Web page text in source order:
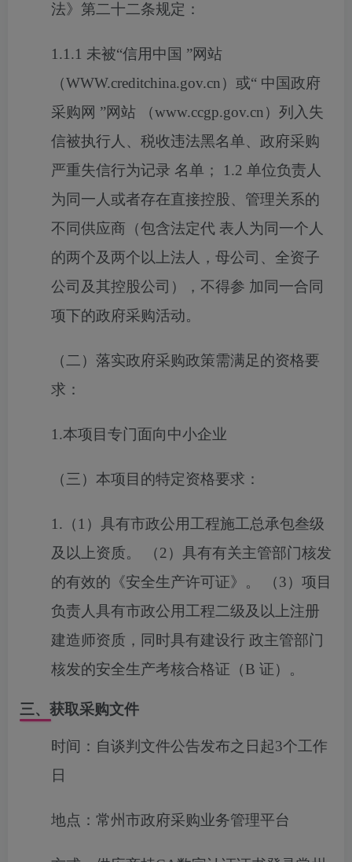
法》第二十二条规定：
1.1.1 未被“信用中国 ”网站
（WWW.creditchina.gov.cn）或“ 中国政府
采购网 ”网站 （www.ccgp.gov.cn）列入失
信被执行人、税收违法黑名单、政府采购
严重失信行为记录 名单； 1.2 单位负责人
为同一人或者存在直接控股、管理关系的
不同供应商（包含法定代 表人为同一个人
的两个及两个以上法人，母公司、全资子
公司及其控股公司），不得参 加同一合同
项下的政府采购活动。
（二）落实政府采购政策需满足的资格要
求：
1.本项目专门面向中小企业
（三）本项目的特定资格要求：
1.（1）具有市政公用工程施工总承包叁级
及以上资质。 （2）具有有关主管部门核发
的有效的《安全生产许可证》。 （3）项目
负责人具有市政公用工程二级及以上注册
建造师资质，同时具有建设行 政主管部门
核发的安全生产考核合格证（B 证）。
三、获取采购文件
时间： 自谈判文件公告发布之日起3个工作
日
地点： 常州市政府采购业务管理平台